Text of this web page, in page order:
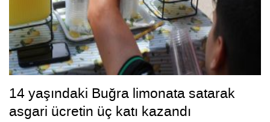
14 yaşındaki Buğra limonata satarak
asgari ücretin üç katı kazandı